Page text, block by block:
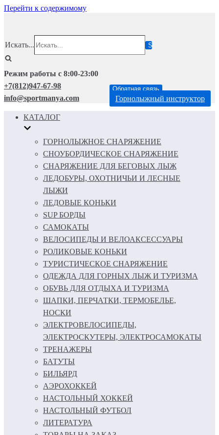
Перейти к содержимому
Искать...
Режим работы с 8:00-23:00
+7(812)947-67-98
info@sportmanya.com
Обратная связь
Горнолыжный инструктор
КАТАЛОГ
ГОРНОЛЫЖНОЕ СНАРЯЖЕНИЕ
СНОУБОРДИЧЕСКОЕ СНАРЯЖЕНИЕ
СНАРЯЖЕНИЕ ДЛЯ БЕГОВЫХ ЛЫЖ
ЛЕДОБУРЫ, ОХОТНИЧЬИ И ЛЕСНЫЕ
ЛЫЖИ
ЛЕДОВЫЕ КОНЬКИ
SUP БОРДЫ
САМОКАТЫ
ВЕЛОСИПЕДЫ И ВЕЛОАКСЕССУАРЫ
РОЛИКОВЫЕ КОНЬКИ
ТУРИСТИЧЕСКОЕ СНАРЯЖЕНИЕ
ОДЕЖДА ДЛЯ ГОРНЫХ ЛЫЖ И ТУРИЗМА
ОБУВЬ ДЛЯ ОТДЫХА И ТУРИЗМА
ШАПКИ, ПЕРЧАТКИ, ТЕРМОБЕЛЬЕ,
НОСКИ
ЭЛЕКТРОВЕЛОСИПЕДЫ,
ЭЛЕКТРОСКУТЕРЫ, ЭЛЕКТРОСАМОКАТЫ
ТРЕНАЖЕРЫ
БАТУТЫ
БИЛЬЯРД
АЭРОХОККЕЙ
НАСТОЛЬНЫЙ ХОККЕЙ
НАСТОЛЬНЫЙ ФУТБОЛ
ЛИТЕРАТУРА